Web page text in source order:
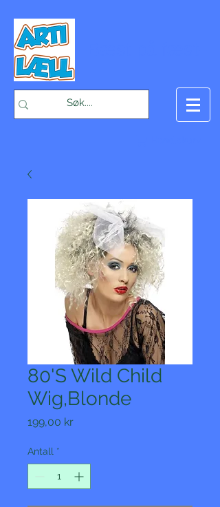
80'S Wild Child
Wig,Blonde
199,00 krPris
Antall *